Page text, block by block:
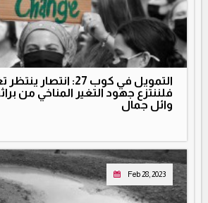
التمويل في كوب 27: انتصار
فلننتزع جهود التغير المناخي من
وائل جمال
Feb 28, 2023